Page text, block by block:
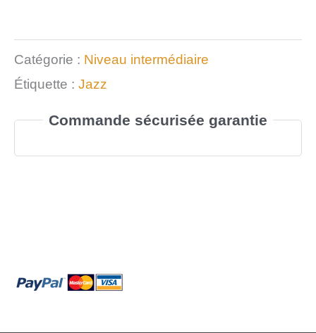
Catégorie : Niveau intermédiaire
Étiquette : Jazz
Commande sécurisée garantie